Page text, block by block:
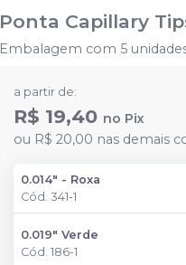
Ponta Capillary
Embalagem com 5
a partir de:
R$ 19,40 no Pix
ou R$ 20,00 nas demais
0.014" - Roxa
Cód.341-1
0.019" Verde
Cód.186-1